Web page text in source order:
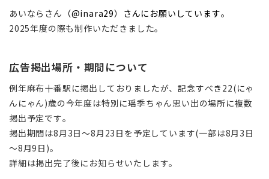
あいならさん （@inara29）さんにお願いしています。
2025年度の際も制作いただきました。
広告掲出場所・期間について
例年麻布十番駅に掲出しておりましたが、記念すべき22(にゃ
んにゃん)歳の今年度は特別に瑶季ちゃん思い出の場所に複数
掲出予定です。
掲出期間は8月3日～8月23日を予定しています(一部は8月3日
～8月9日)。
詳細は掲出完了後にお知らせいたします。